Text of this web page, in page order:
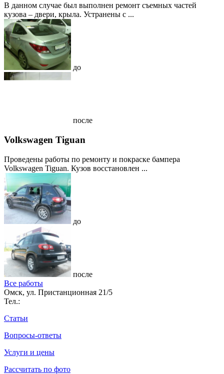
В данном случае был выполнен ремонт съемных частей
кузова – двери, крыла. Устранены с ...
до
после
Volkswagen Tiguan
Проведены работы по ремонту и покраске бампера
Volkswagen Tiguan. Кузов восстановлен ...
до
после
Все работы
Омск, ул. Пристанционная 21/5
Тел.:
Статьи
Вопросы-ответы
Услуги и цены
Рассчитать по фото